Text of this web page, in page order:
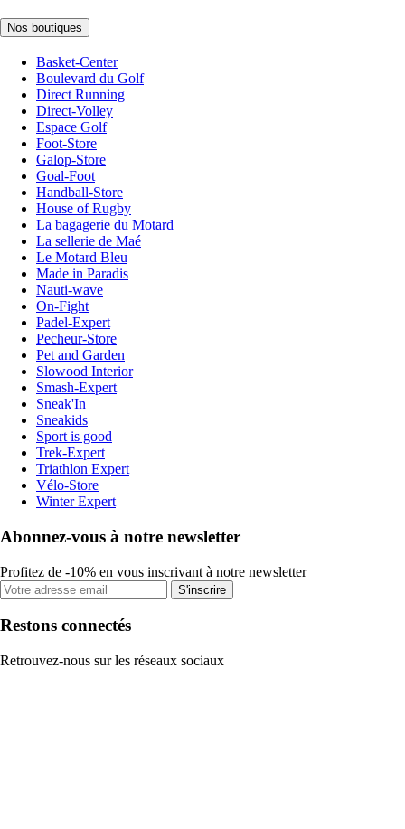
Nos boutiques
Basket-Center
Boulevard du Golf
Direct Running
Direct-Volley
Espace Golf
Foot-Store
Galop-Store
Goal-Foot
Handball-Store
House of Rugby
La bagagerie du Motard
La sellerie de Maé
Le Motard Bleu
Made in Paradis
Nauti-wave
On-Fight
Padel-Expert
Pecheur-Store
Pet and Garden
Slowood Interior
Smash-Expert
Sneak'In
Sneakids
Sport is good
Trek-Expert
Triathlon Expert
Vélo-Store
Winter Expert
Abonnez-vous à notre newsletter
Profitez de -10% en vous inscrivant à notre newsletter
S'inscrire
Restons connectés
Retrouvez-nous sur les réseaux sociaux